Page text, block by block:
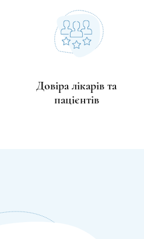
Довіра лікарів та
пацієнтів